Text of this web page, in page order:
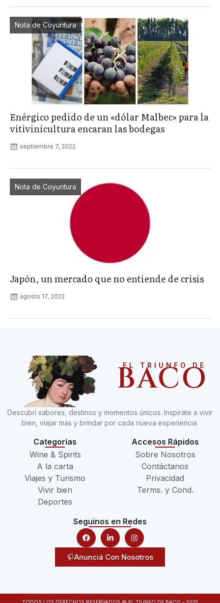
Nota de Coyuntura
Enérgico pedido de un «dólar Malbec» para la
vitivinicultura encaran las bodegas
septiembre 7, 2022
Nota de Coyuntura
Japón, un mercado que no entiende de crisis
agosto 17, 2022
EL TRIUNFO DE
BACO
Descubrí sabores, destinos y momentos únicos. Inspirate a vivir
bien, viajar más y brindar por cada nueva experiencia.
Categorías
Wine & Spirits
A la carta
Viajes y Turismo
Vivir bien
Deportes
Accesos Rápidos
Sobre Nosotros
Contáctanos
Privacidad
Terms. y Cond.
Seguinos en Redes
Anunciá Con Nosotros